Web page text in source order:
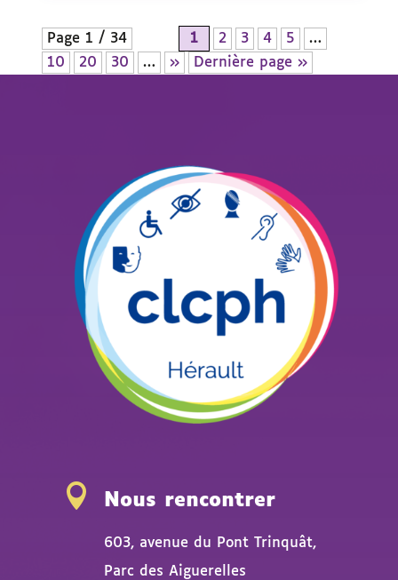
Page 1 / 34 1 2 3 4 5
…
10
20 30 … » Dernière page »
 Nous rencontrer
603, avenue du Pont Trinquât,
Parc des Aiguerelles